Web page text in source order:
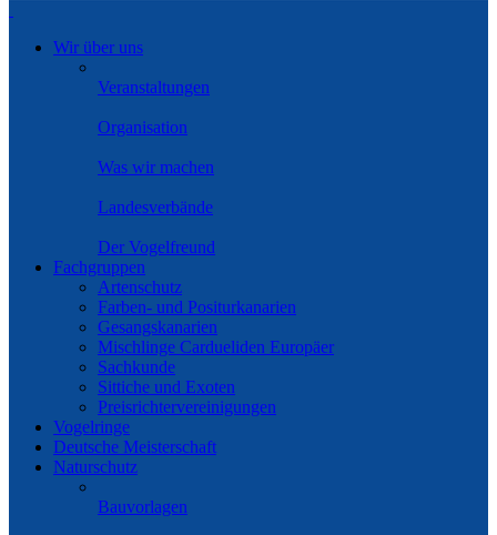
Wir über uns
Veranstaltungen
Organisation
Was wir machen
Landesverbände
Der Vogelfreund
Fachgruppen
Artenschutz
Farben- und Positurkanarien
Gesangskanarien
Mischlinge Cardueliden Europäer
Sachkunde
Sittiche und Exoten
Preisrichtervereinigungen
Vogelringe
Deutsche Meisterschaft
Naturschutz
Bauvorlagen